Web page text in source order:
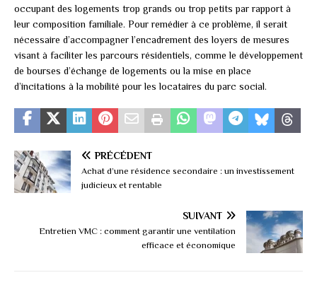
occupant des logements trop grands ou trop petits par rapport à
leur composition familiale. Pour remédier à ce problème, il serait
nécessaire d’accompagner l’encadrement des loyers de mesures
visant à faciliter les parcours résidentiels, comme le développement
de bourses d’échange de logements ou la mise en place
d’incitations à la mobilité pour les locataires du parc social.
PRÉCÉDENT
Achat d’une résidence secondaire : un investissement
judicieux et rentable
SUIVANT
Entretien VMC : comment garantir une ventilation
efficace et économique